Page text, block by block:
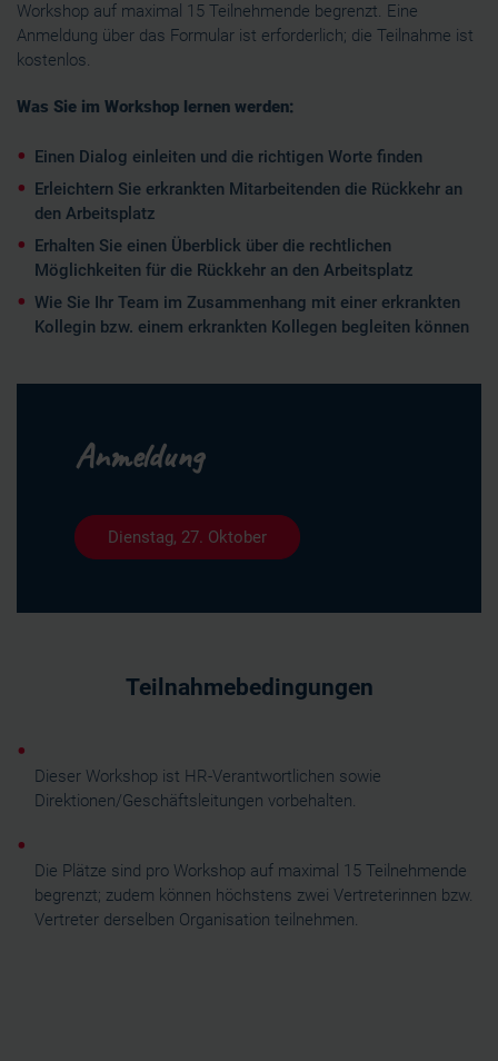
Workshop auf maximal 15 Teilnehmende begrenzt. Eine
Anmeldung über das Formular ist erforderlich; die Teilnahme ist
kostenlos.
Was Sie im Workshop lernen werden:
Einen Dialog einleiten und die richtigen Worte finden
Erleichtern Sie erkrankten Mitarbeitenden die Rückkehr an
den Arbeitsplatz
Erhalten Sie einen Überblick über die rechtlichen
Möglichkeiten für die Rückkehr an den Arbeitsplatz
Wie Sie Ihr Team im Zusammenhang mit einer erkrankten
Kollegin bzw. einem erkrankten Kollegen begleiten können
Anmeldung
Dienstag, 27. Oktober
Teilnahmebedingungen
Dieser Workshop ist HR-Verantwortlichen sowie
Direktionen/Geschäftsleitungen vorbehalten.
Die Plätze sind pro Workshop auf maximal 15 Teilnehmende
begrenzt; zudem können höchstens zwei Vertreterinnen bzw.
Vertreter derselben Organisation teilnehmen.